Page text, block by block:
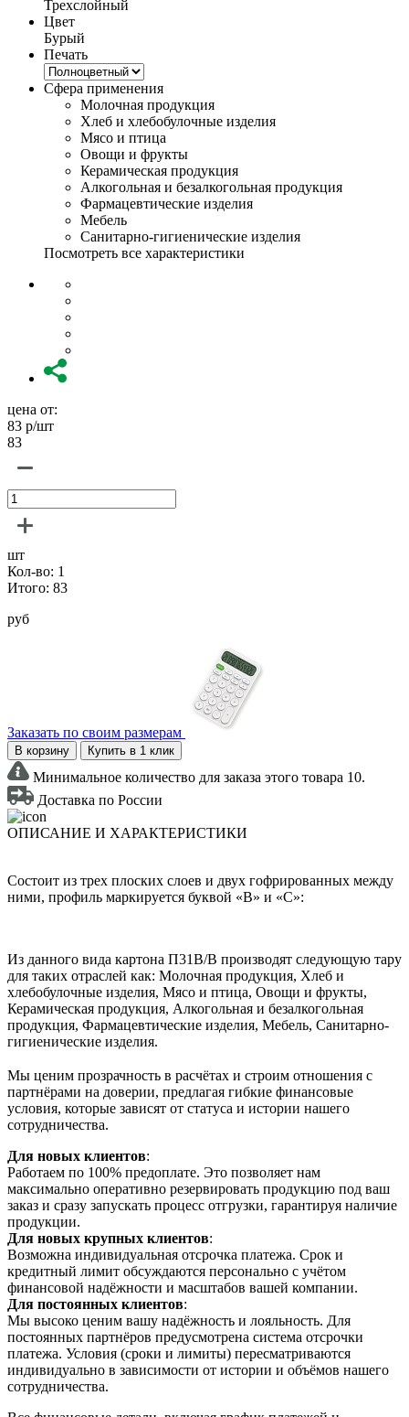
Трехслойный
Цвет
Бурый
Печать
Сфера применения
Молочная продукция
Хлеб и хлебобулочные изделия
Мясо и птица
Овощи и фрукты
Керамическая продукция
Алкогольная и безалкогольная продукция
Фармацевтические изделия
Мебель
Санитарно-гигиенические изделия
Посмотреть все характеристики
цена от:
83 р/шт
83
шт
Кол-во: 1
Итого: 83
руб
Заказать по своим размерам
В корзину Купить в 1 клик
Минимальное количество для заказа этого товара 10.
Доставка по России
ОПИСАНИЕ И ХАРАКТЕРИСТИКИ
Состоит из трех плоских слоев и двух гофрированных между
ними, профиль маркируется буквой «В» и «С»:
Из данного вида картона П31В/B производят следующую тару
для таких отраслей как: Молочная продукция, Хлеб и
хлебобулочные изделия, Мясо и птица, Овощи и фрукты,
Керамическая продукция, Алкогольная и безалкогольная
продукция, Фармацевтические изделия, Мебель, Санитарно-
гигиенические изделия.
Мы ценим прозрачность в расчётах и строим отношения с
партнёрами на доверии, предлагая гибкие финансовые
условия, которые зависят от статуса и истории нашего
сотрудничества.
Для новых клиентов:
Работаем по 100% предоплате. Это позволяет нам
максимально оперативно резервировать продукцию под ваш
заказ и сразу запускать процесс отгрузки, гарантируя наличие
продукции.
Для новых крупных клиентов:
Возможна индивидуальная отсрочка платежа. Срок и
кредитный лимит обсуждаются персонально с учётом
финансовой надёжности и масштабов вашей компании.
Для постоянных клиентов:
Мы высоко ценим вашу надёжность и лояльность. Для
постоянных партнёров предусмотрена система отсрочки
платежа. Условия (сроки и лимиты) пересматриваются
индивидуально в зависимости от истории и объёмов нашего
сотрудничества.